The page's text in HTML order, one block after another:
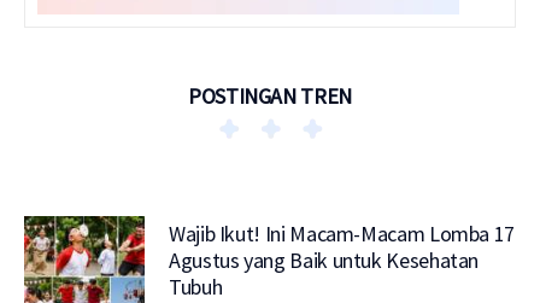
POSTINGAN TREN
Wajib Ikut! Ini Macam-Macam Lomba 17
Agustus yang Baik untuk Kesehatan
Tubuh